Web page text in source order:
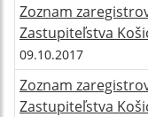
Zoznam
Zastupiteľstva
09.10.2017
Zoznam
Zastupiteľstva